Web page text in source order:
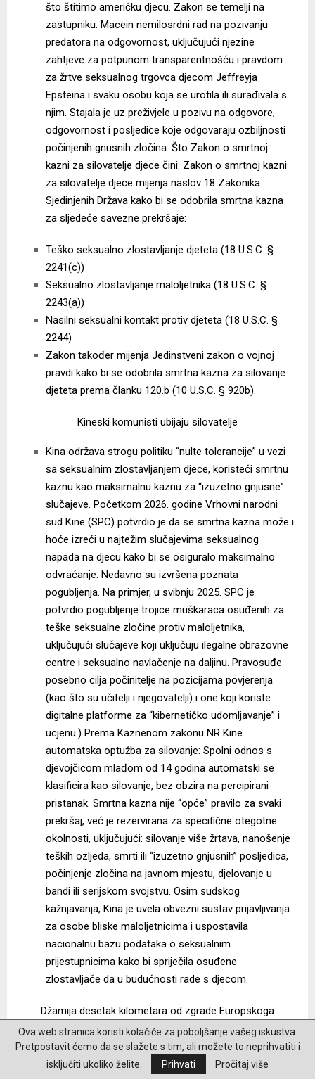
što štitimo američku djecu. Zakon se temelji na
zastupniku. Macein nemilosrdni rad na pozivanju
predatora na odgovornost, uključujući njezine
zahtjeve za potpunom transparentnošću i pravdom
za žrtve seksualnog trgovca djecom Jeffreyja
Epsteina i svaku osobu koja se urotila ili surađivala s
njim. Stajala je uz preživjele u pozivu na odgovore,
odgovornost i posljedice koje odgovaraju ozbiljnosti
počinjenih gnusnih zločina. Što Zakon o smrtnoj
kazni za silovatelje djece čini: Zakon o smrtnoj kazni
za silovatelje djece mijenja naslov 18 Zakonika
Sjedinjenih Država kako bi se odobrila smrtna kazna
za sljedeće savezne prekršaje:
Teško seksualno zlostavljanje djeteta (18 U.S.C. §
2241(c))
Seksualno zlostavljanje maloljetnika (18 U.S.C. §
2243(a))
Nasilni seksualni kontakt protiv djeteta (18 U.S.C. §
2244)
Zakon također mijenja Jedinstveni zakon o vojnoj
pravdi kako bi se odobrila smrtna kazna za silovanje
djeteta prema članku 120.b (10 U.S.C. § 920b).
Kineski komunisti ubijaju silovatelje
Kina održava strogu politiku “nulte tolerancije” u vezi
sa seksualnim zlostavljanjem djece, koristeći smrtnu
kaznu kao maksimalnu kaznu za “izuzetno gnjusne”
slučajeve. Početkom 2026. godine Vrhovni narodni
sud Kine (SPC) potvrdio je da se smrtna kazna može i
hoće izreći u najtežim slučajevima seksualnog
napada na djecu kako bi se osiguralo maksimalno
odvraćanje. Nedavno su izvršena poznata
pogubljenja. Na primjer, u svibnju 2025. SPC je
potvrdio pogubljenje trojice muškaraca osuđenih za
teške seksualne zločine protiv maloljetnika,
uključujući slučajeve koji uključuju ilegalne obrazovne
centre i seksualno navlačenje na daljinu. Pravosuđe
posebno cilja počinitelje na pozicijama povjerenja
(kao što su učitelji i njegovatelji) i one koji koriste
digitalne platforme za “kibernetičko udomljavanje” i
ucjenu.) Prema Kaznenom zakonu NR Kine
automatska optužba za silovanje: Spolni odnos s
djevojčicom mlađom od 14 godina automatski se
klasificira kao silovanje, bez obzira na percipirani
pristanak. Smrtna kazna nije “opće” pravilo za svaki
prekršaj, već je rezervirana za specifične otegotne
okolnosti, uključujući: silovanje više žrtava, nanošenje
teških ozljeda, smrti ili “izuzetno gnjusnih” posljedica,
počinjenje zločina na javnom mjestu, djelovanje u
bandi ili serijskom svojstvu. Osim sudskog
kažnjavanja, Kina je uvela obvezni sustav prijavljivanja
za osobe bliske maloljetnicima i uspostavila
nacionalnu bazu podataka o seksualnim
prijestupnicima kako bi spriječila osuđene
zlostavljače da u budućnosti rade s djecom.
Džamija desetak kilometara od zgrade Europskoga
parlamenta!
Hrvatski eurozastupnik stranke Dom i nacionalno
okupljanje, Stjepo Bartulica, na društvenim mrežama
Ova web stranica koristi kolačiće za poboljšanje vašeg iskustva.
Pretpostavit ćemo da se slažete s tim, ali možete to neprihvatiti i
isključiti ukoliko želite.
Prihvati Pročitaj više